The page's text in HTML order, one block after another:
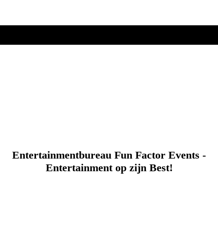
Entertainmentbureau Fun Factor Events -
Entertainment op zijn Best!